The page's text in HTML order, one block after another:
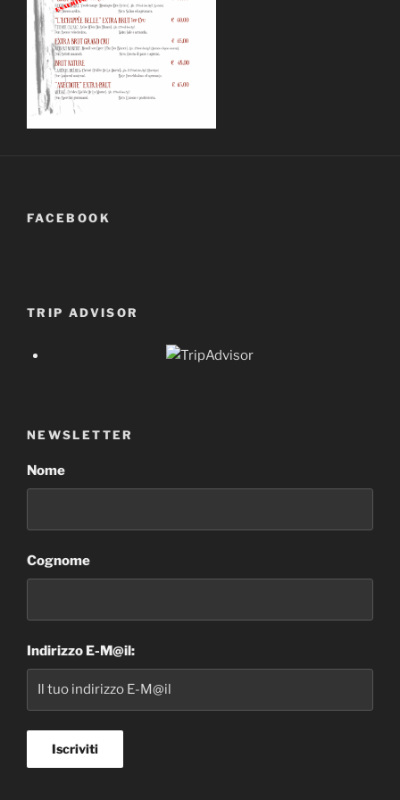
FACEBOOK
TRIP ADVISOR
NEWSLETTER
Nome
Cognome
Indirizzo E-M@il: